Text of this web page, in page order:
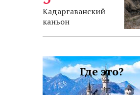
Кадаргаванский
каньон
Где это?